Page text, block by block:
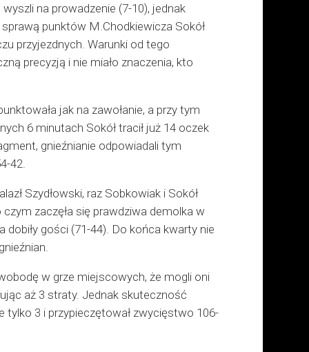
na prowadzenie (7-10), jednak
punktów M.Chodkiewicza Sokół
przyjezdnych. Warunki od tego
precyzją i nie miało znaczenia, kto
jak na zawołanie, a przy tym
6 minutach Sokół tracił już 14 oczek
gnieźnianie odpowiadali tym
42.
Szydłowski, raz Sobkowiak i Sokół
zaczęła się prawdziwa demolka w
gości (71-44). Do końca kwarty nie
w grze miejscowych, że mogli oni
aż 3 straty. Jednak skuteczność
tylko 3 i przypieczętował zwycięstwo 106-